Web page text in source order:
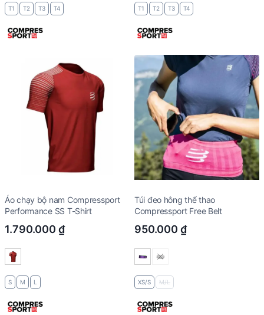
T1 T2 T3 T4 T1 T2 T3 T4
Áo chạy bộ nam Compressport
Performance SS T-Shirt
1.790.000 ₫
S M L
Túi đeo hông thể thao
Compressport Free Belt
950.000 ₫
XS/S M/L